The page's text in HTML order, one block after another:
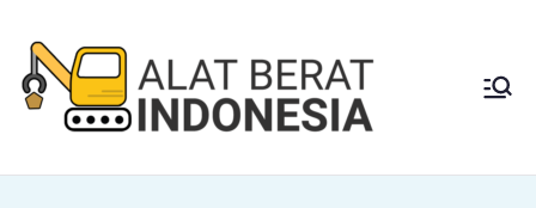
content
Berat
Jasa Sewa Alat